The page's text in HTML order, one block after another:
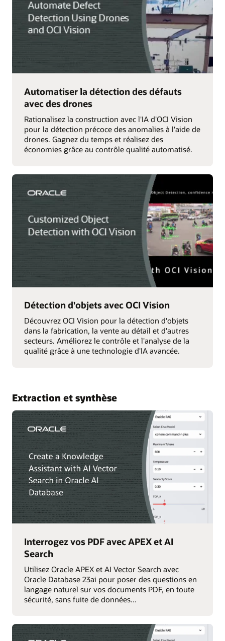
Automatiser la détection des défauts
avec des drones
Rationalisez la construction avec l'IA d'OCI Vision
pour la détection précoce des anomalies à l'aide de
drones. Gagnez du temps et réalisez des
économies grâce au contrôle qualité automatisé.
Détection d'objets avec OCI Vision
Découvrez OCI Vision pour la détection d'objets
dans la fabrication, la vente au détail et d'autres
secteurs. Améliorez le contrôle et l'analyse de la
qualité grâce à une technologie d'IA avancée.
Extraction et synthèse
Interrogez vos PDF avec APEX et AI
Search
Utilisez Oracle APEX et AI Vector Search avec
Oracle Database 23ai pour poser des questions en
langage naturel sur vos documents PDF, en toute
sécurité, sans fuite de données...